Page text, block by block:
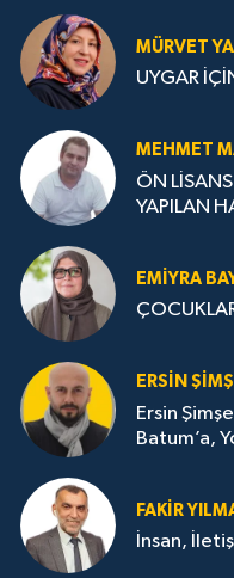
MÜRVET
UYGAR
MEHMET
ÖN
YAPILAN
EMIYRA
ERSIN
Ersin
Batum’a,
FAKIR
İnsan,